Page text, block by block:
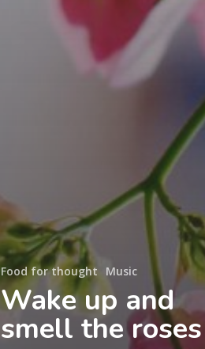
Food for thought Music
Wake up and
smell the roses